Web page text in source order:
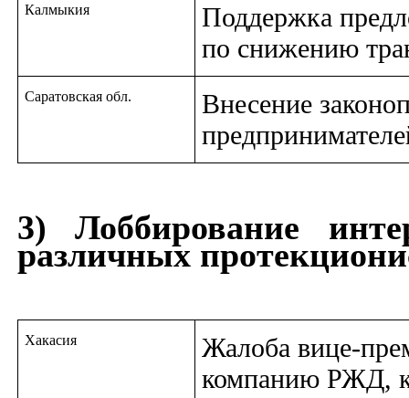
Калмыкия
Поддержка
по снижению
Саратовская обл.
Внесение
3) Лоббирование
различных
Хакасия
Жалоба вице-
компанию РЖД,